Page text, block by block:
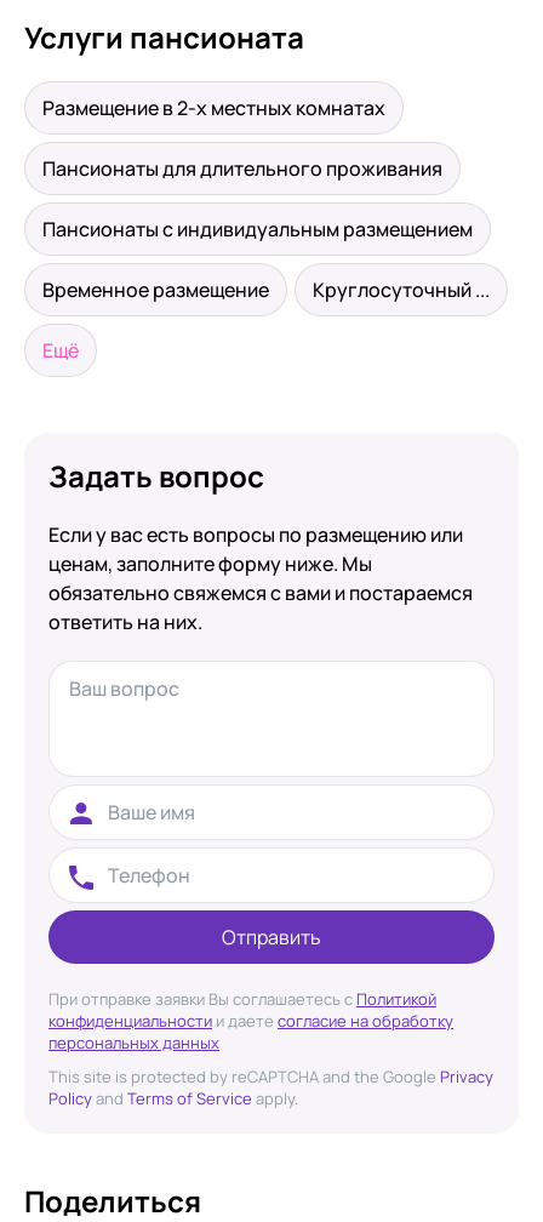
Услуги пансионата
Размещение в 2-х местных комнатах
Пансионаты для длительного проживания
Пансионаты с индивидуальным размещением
Временное размещение Круглосуточный ...
Ещё
Задать вопрос
Если у вас есть вопросы по размещению или
ценам, заполните форму ниже. Мы
обязательно свяжемся с вами и постараемся
ответить на них.
Отправить
При отправке заявки Вы соглашаетесь с Политикой
конфиденциальности и даете согласие на обработку
персональных данных
This site is protected by reCAPTCHA and the Google Privacy
Policyand Terms of Service apply.
Поделиться